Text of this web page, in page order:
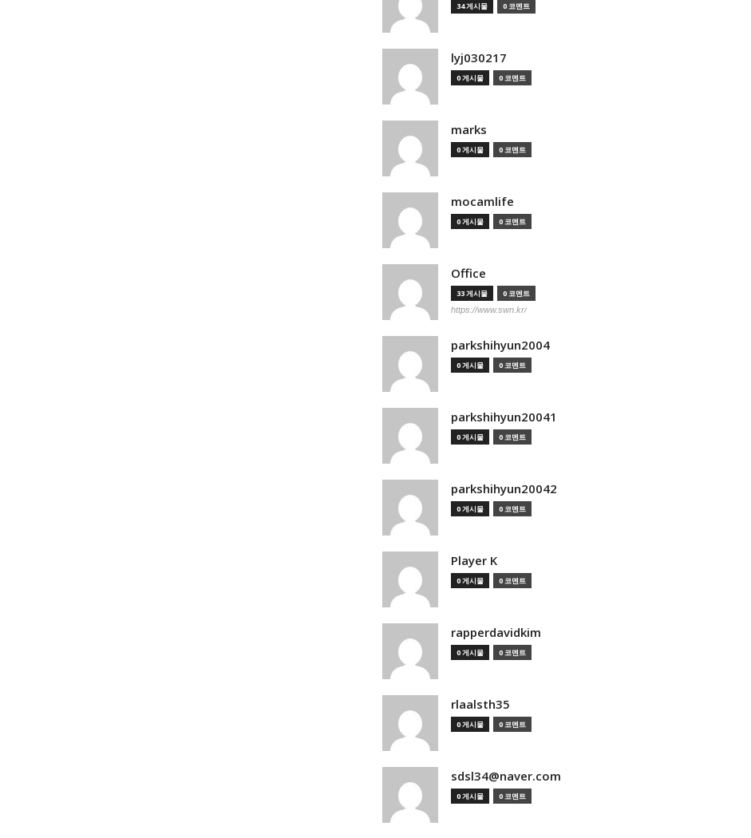
34 게시물 0 코멘트
lyj030217
0 게시물 0 코멘트
marks
0 게시물 0 코멘트
mocamlife
0 게시물 0 코멘트
Office
33 게시물 0 코멘트
https://www.swn.kr/
parkshihyun2004
0 게시물 0 코멘트
parkshihyun20041
0 게시물 0 코멘트
parkshihyun20042
0 게시물 0 코멘트
Player K
0 게시물 0 코멘트
rapperdavidkim
0 게시물 0 코멘트
rlaalsth35
0 게시물 0 코멘트
sdsl34@naver.com
0 게시물 0 코멘트